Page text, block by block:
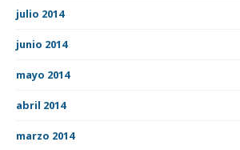
julio 2014
junio 2014
mayo 2014
abril 2014
marzo 2014